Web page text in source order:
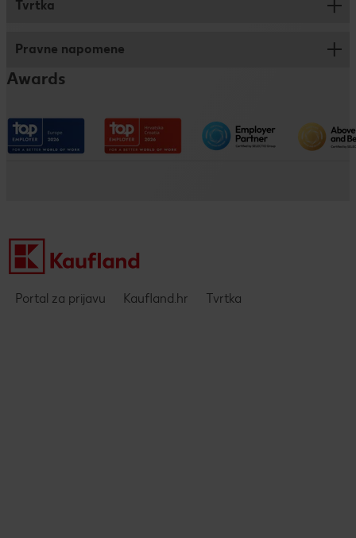
Savjeti za prijavu
Dualno i klasično obrazovanje
Tvrtka
Kronika
Kaufland na društvenim mrežama
Društveno odgovorno poslovanje
Kaufland kao poslodavac
Pravne napomene
Impressum
Awards
Portal za prijavu Kaufland.hr Tvrtka